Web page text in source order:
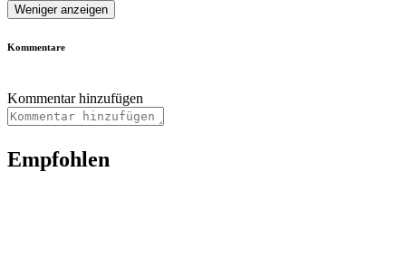
Weniger anzeigen
Kommentare
Kommentar hinzufügen
Empfohlen